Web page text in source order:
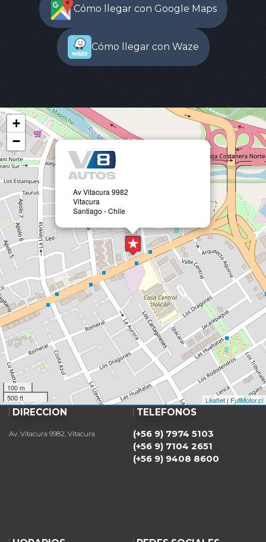
Cómo llegar con Google Maps
Cómo llegar con Waze
Av Vitacura 9982
Vitacura
Santiago - Chile
+
−
100 m
500 ft
Leaflet | FullMotor.cl
DIRECCIÓN
Av. Vitacura 9982, Vitacura
TELÉFONOS
(+56 9) 7974 5103
(+56 9) 7104 2651
(+56 9) 9408 8600